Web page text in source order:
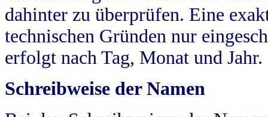
dahinter zu überprüfen. Eine
technischen Gründen nur
erfolgt nach Tag, Monat und Jahr.
Schreibweise der Namen